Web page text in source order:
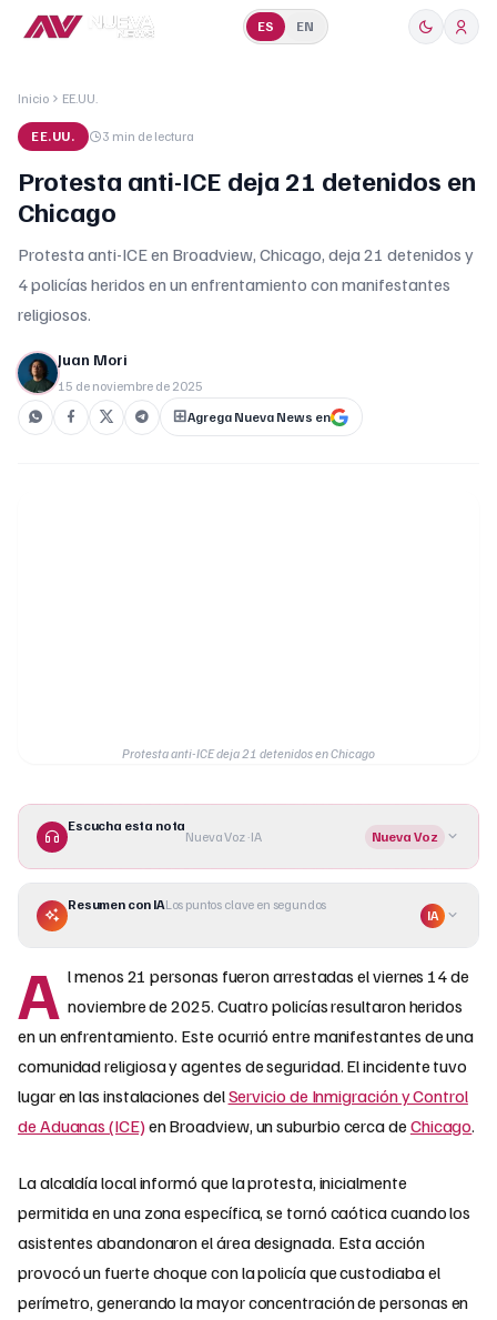
ES EN
Inicio EE.UU.
EE.UU. 3 min de lectura
Protesta anti-ICE deja 21 detenidos en
Chicago
Protesta anti-ICE en Broadview, Chicago, deja 21 detenidos y
4 policías heridos en un enfrentamiento con manifestantes
religiosos.
Juan Mori
15 de noviembre de 2025
Agrega Nueva News en
Protesta anti-ICE deja 21 detenidos en Chicago
Escucha esta nota
Nueva Voz · IA Nueva Voz
Resumen con IALos puntos clave en segundos
IA
A l menos 21 personas fueron arrestadas el viernes 14 de
noviembre de 2025. Cuatro policías resultaron heridos
en un enfrentamiento. Este ocurrió entre manifestantes de una
comunidad religiosa y agentes de seguridad. El incidente tuvo
lugar en las instalaciones delServicio de Inmigración y Control
de Aduanas (ICE)en Broadview, un suburbio cerca de Chicago.
La alcaldía local informó que la protesta, inicialmente
permitida en una zona específica, se tornó caótica cuando los
asistentes abandonaron el área designada. Esta acción
provocó un fuerte choque con la policía que custodiaba el
perímetro, generando la mayor concentración de personas en